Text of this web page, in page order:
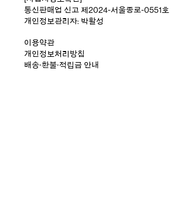
통신판매업 신고 제2024-서울종로-0551호
개인정보관리자: 박활성
이용약관
개인정보처리방침
배송‧환불‧적립금 안내